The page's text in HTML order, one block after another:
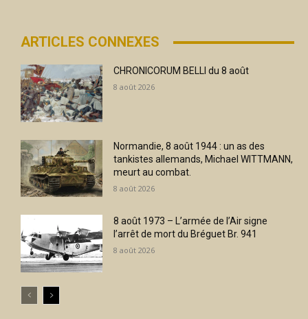
ARTICLES CONNEXES
CHRONICORUM BELLI du 8 août
8 août 2026
Normandie, 8 août 1944 : un as des
tankistes allemands, Michael WITTMANN,
meurt au combat.
8 août 2026
8 août 1973 – L’armée de l’Air signe
l’arrêt de mort du Bréguet Br. 941
8 août 2026